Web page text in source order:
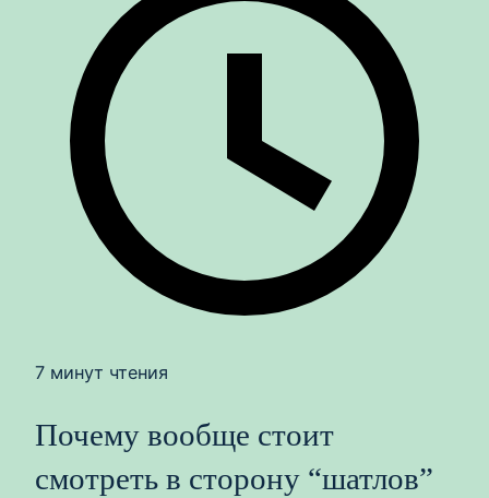
7 минут чтения
Почему вообще стоит
смотреть в сторону “шатлов”